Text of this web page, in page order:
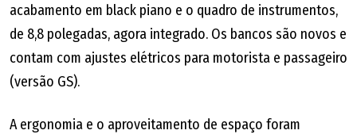
acabamento em black piano e o quadro de instrumentos,
de 8,8 polegadas, agora integrado. Os bancos são novos e
contam com ajustes elétricos para motorista e passageiro
(versão GS).
A ergonomia e o aproveitamento de espaço foram